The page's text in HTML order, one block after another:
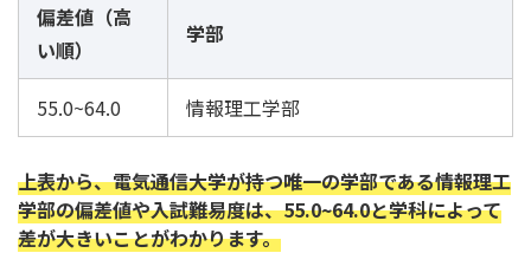
偏差値（高
い順）
学部
55.0~64.0 情報理工学部
上表から、電気通信大学が持つ唯一の学部である情報理工
学部の偏差値や入試難易度は、55.0~64.0と学科によって
差が大きいことがわかります。